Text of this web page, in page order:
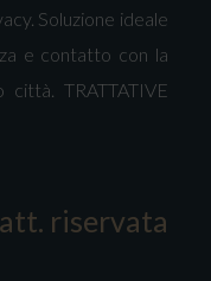
Soluzione ideale
e contatto con la
TRATTATIVE
riservata